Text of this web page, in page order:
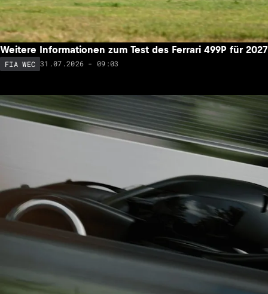
Weitere Informationen zum Test des Ferrari 499P für 2027
FIA WEC 31.07.2026 - 09:03